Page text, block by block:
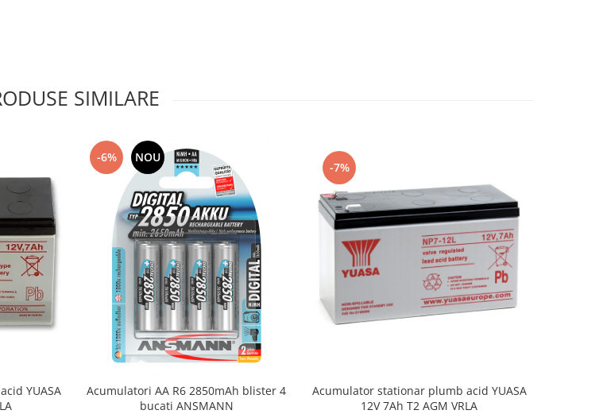
SIMILARE
YUASA
-6% NOU
Acumulatori AA R6 2850mAh blister 4
bucati ANSMANN
-7%
Acumulator stationar plumb acid YUASA
12V 7Ah T2 AGM VRLA